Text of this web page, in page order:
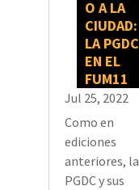
O A LA
CIUDAD:
LA PGDC
EN EL
FUM11
Jul 25, 2022
Como en
ediciones
anteriores, la
PGDC y sus